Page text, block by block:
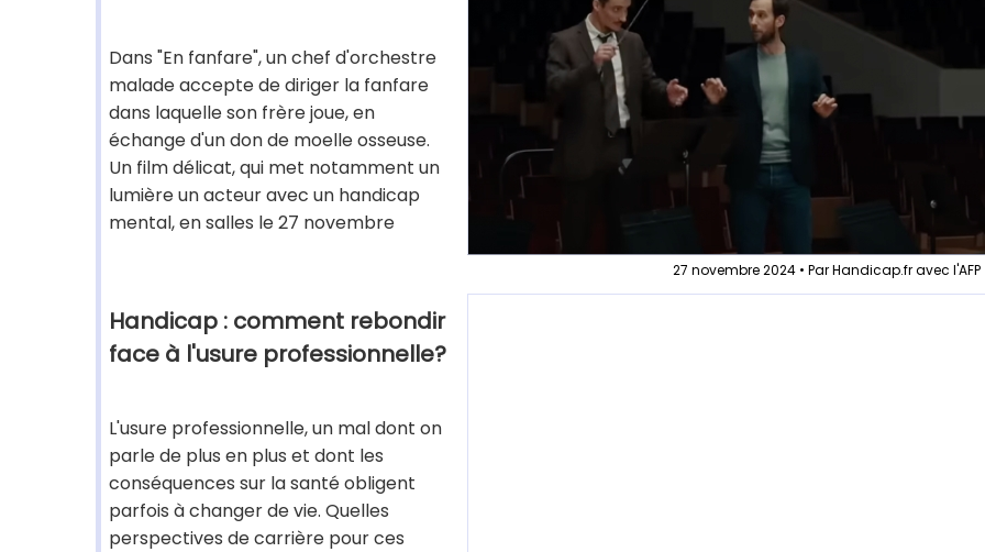
Dans "En fanfare", un chef d'orchestre
malade accepte de diriger la fanfare
dans laquelle son frère joue, en
échange d'un don de moelle osseuse.
Un film délicat, qui met notamment un
lumière un acteur avec un handicap
mental, en salles le 27 novembre
27 novembre 2024 • Par Handicap.fr avec l'AFP
Handicap : comment rebondir
face à l'usure professionnelle?
L'usure professionnelle, un mal dont on
parle de plus en plus et dont les
conséquences sur la santé obligent
parfois à changer de vie. Quelles
perspectives de carrière pour ces